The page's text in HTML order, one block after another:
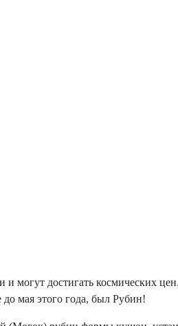
достигать космических
мая этого года, был Рубин!